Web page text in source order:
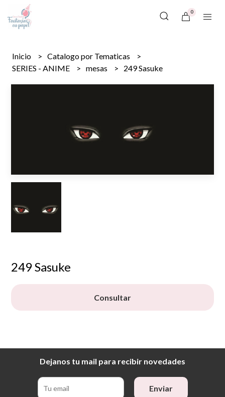
0
Inicio
Catalogo por Tematicas
SERIES - ANIME
mesas 249 Sasuke
249 Sasuke
Consultar
Dejanos tu mail para recibir novedades
Enviar